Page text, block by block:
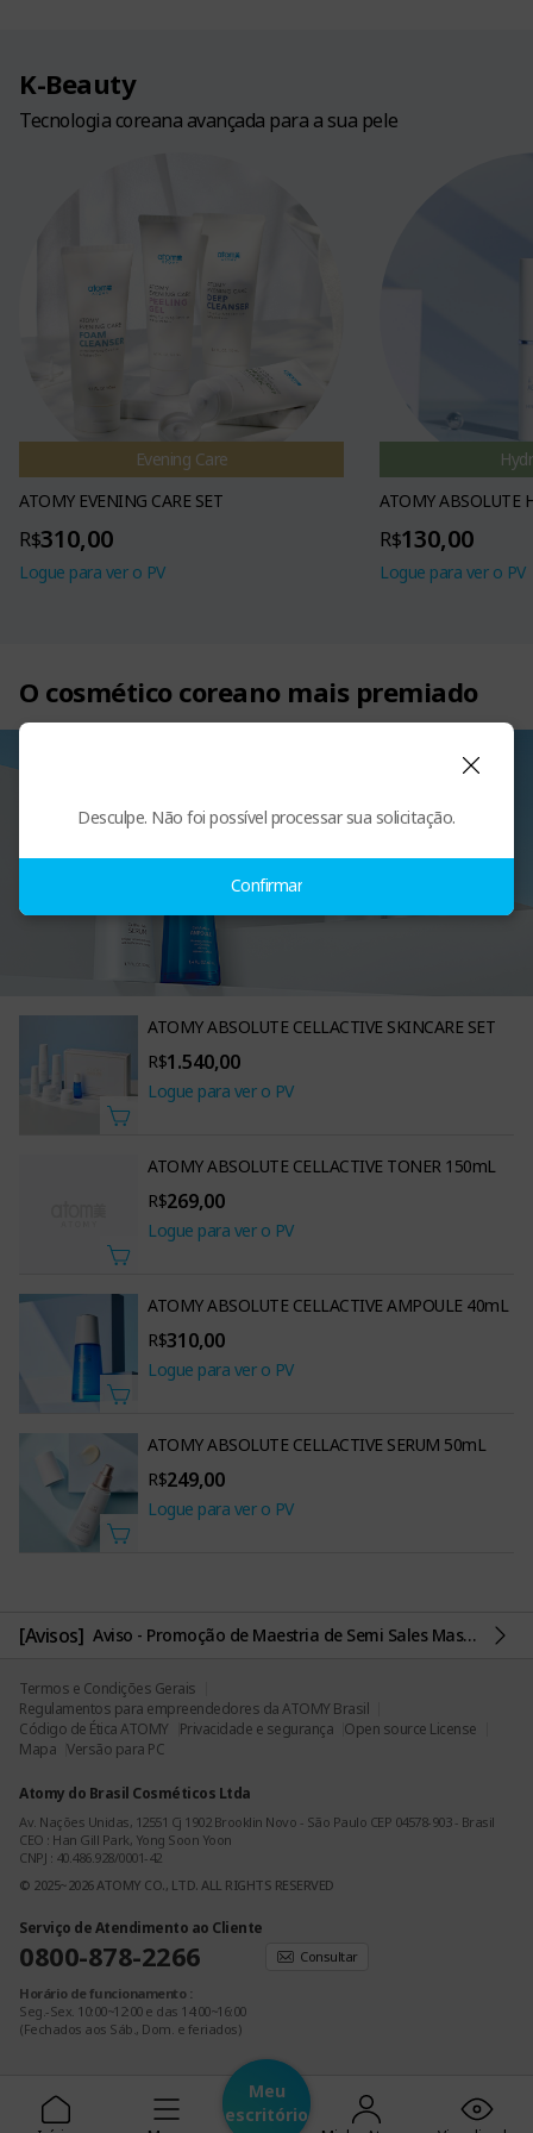
K-Beauty
Tecnologia coreana avançada para a sua pele
Evening Care
ATOMY EVENING CARE SET
R$310,00
Logue para ver o PV
ATOMY ABSOLUTE
R$130,00
Logue para ver o PV
O cosmético coreano mais premiado
ATOMY ABSOLUTE CELLACTIVE SKINCARE SET
R$1.540,00
Logue para ver o PV
ATOMY ABSOLUTE CELLACTIVE TONER 150mL
R$269,00
Logue para ver o PV
ATOMY ABSOLUTE CELLACTIVE AMPOULE 40mL
R$310,00
Logue para ver o PV
ATOMY ABSOLUTE CELLACTIVE SERUM 50mL
R$249,00
Logue para ver o PV
[Avisos] Aviso - Promoção de Maestria de Semi Sales Master prorrogada!
Termos e Condições Gerais
Regulamentos para empreendedores da ATOMY Brasil
Código de Ética ATOMY
Privacidade e segurança Open source License
Mapa Versão para PC
Atomy do Brasil Cosméticos Ltda
Av. Nações Unidas, 12551 Cj 1902 Brooklin Novo - São Paulo CEP 04578-903 - Brasil
CEO : Han Gill Park, Yong Soon Yoon
CNPJ : 40.486.928/0001-42
© 2025~2026 ATOMY CO., LTD. ALL RIGHTS RESERVED
Serviço de Atendimento ao Cliente
0800-878-2266 Consultar
Horário de funcionamento :
Seg.-Sex. 10:00~12:00 e das 14:00~16:00
(Fechados aos Sáb., Dom. e feriados)
: atomy_br@atomypark.com
Meu
escritório
Desculpe. Não foi possível processar sua solicitação.
Confirmar